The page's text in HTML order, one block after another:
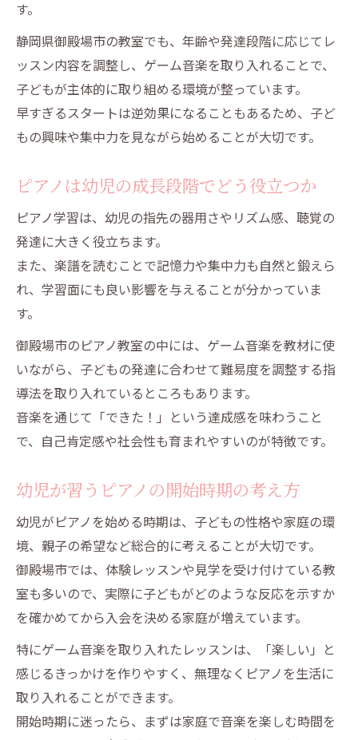
す。
静岡県御殿場市の教室でも、年齢や発達段階に応じてレ
ッスン内容を調整し、ゲーム音楽を取り入れることで、
子どもが主体的に取り組める環境が整っています。
早すぎるスタートは逆効果になることもあるため、子ど
もの興味や集中力を見ながら始めることが大切です。
ピアノは幼児の成長段階でどう役立つか
ピアノ学習は、幼児の指先の器用さやリズム感、聴覚の
発達に大きく役立ちます。
また、楽譜を読むことで記憶力や集中力も自然と鍛えら
れ、学習面にも良い影響を与えることが分かっていま
す。
御殿場市のピアノ教室の中には、ゲーム音楽を教材に使
いながら、子どもの発達に合わせて難易度を調整する指
導法を取り入れているところもあります。
音楽を通じて「できた！」という達成感を味わうこと
で、自己肯定感や社会性も育まれやすいのが特徴です。
幼児が習うピアノの開始時期の考え方
幼児がピアノを始める時期は、子どもの性格や家庭の環
境、親子の希望など総合的に考えることが大切です。
御殿場市では、体験レッスンや見学を受け付けている教
室も多いので、実際に子どもがどのような反応を示すか
を確かめてから入会を決める家庭が増えています。
特にゲーム音楽を取り入れたレッスンは、「楽しい」と
感じるきっかけを作りやすく、無理なくピアノを生活に
取り入れることができます。
開始時期に迷ったら、まずは家庭で音楽を楽しむ時間を